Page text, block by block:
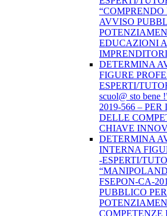
AVVISO
EDUCAZIONI
DETERMINA
FIGURE
ESPERTI/
scuol@ sto bene
2019-566 –
DELLE
CHIAVE
DETERMINA
INTERNA
-ESPERTI/
FSEPON-CA-
PUBBLICO
COMPETENZE